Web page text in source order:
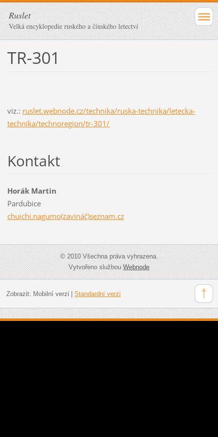
Ruslet
Velká encyklopedie ruského a čínského letectví
TR-301
viz.: ruslet.webnode.cz/technika/ruska-technika/letecka-
technika/technoregion/tr-301/
Kontakt
Horák Martin
Pardubice
chuichi.nagumo(zavináč)seznam.cz
© 2010 Všechna práva vyhrazena.
Vytvořeno službouWebnode
Zobrazit: Mobilní verzi Standardní verzi